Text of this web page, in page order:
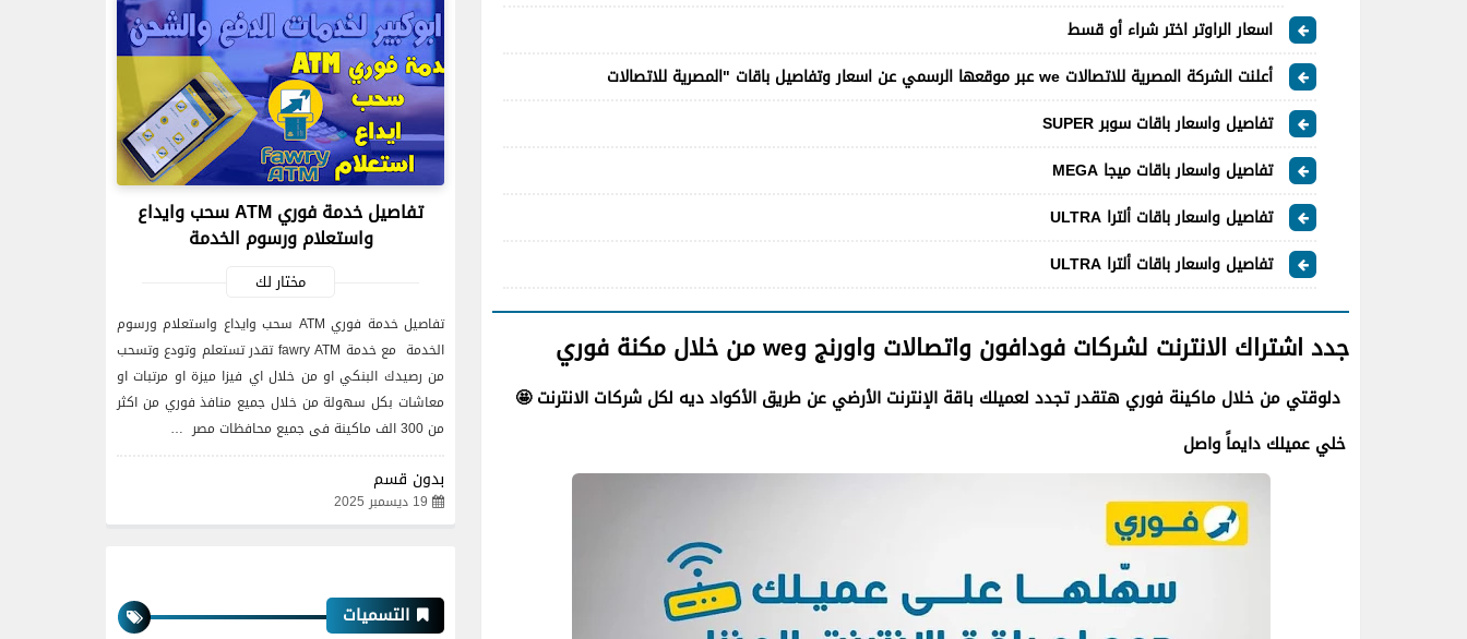
اسعار الراوتر اختر شراء أو قسط
أعلنت الشركة المصرية للاتصالات we عبر موقعها الرسمي عن اسعار وتفاصيل باقات "‏المصرية للاتصالات‏
تفاصيل واسعار باقات سوبر SUPER
تفاصيل واسعار باقات ميجا MEGA
تفاصيل واسعار باقات ألترا ULTRA
تفاصيل واسعار باقات ألترا ULTRA
جدد اشتراك الانترنت لشركات فودافون واتصالات واورنج وwe من خلال مكنة فوري
دلوقتي من خلال ماكينة فوري هتقدر تجدد لعميلك باقة الإنترنت الأرضي عن طريق الأكواد ديه لكل شركات الانترنت 🤩
خلي عميلك دايماً واصل
تفاصيل خدمة فوري ATM سحب وايداع
واستعلام ورسوم الخدمة
مختار لك
تفاصيل خدمة فوري ATM سحب وايداع واستعلام ورسوم
الخدمة مع خدمة fawry ATM تقدر تستعلم وتودع وتسحب
من رصيدك البنكي او من خلال اي فيزا ميزة او مرتبات او
معاشات بكل سهولة من خلال جميع منافذ فوري من اكثر
من 300 الف ماكينة فى جميع محافظات مصر …
بدون قسم
19 ديسمبر 2025
التسميات